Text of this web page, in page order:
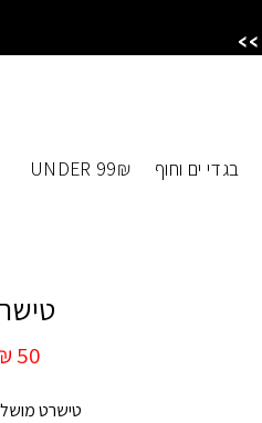
בגדי ים וחוף UNDER 99₪
50
טישרט